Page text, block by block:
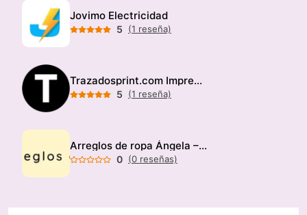
Jovimo Electricidad
5 (1 reseña)
Trazadosprint.com Imprenta
5 (1 reseña)
Arreglos de ropa Ángela – Modista
0 (0 reseñas)